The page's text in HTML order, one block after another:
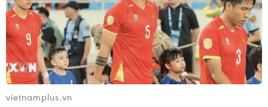
vietnamplus.vn